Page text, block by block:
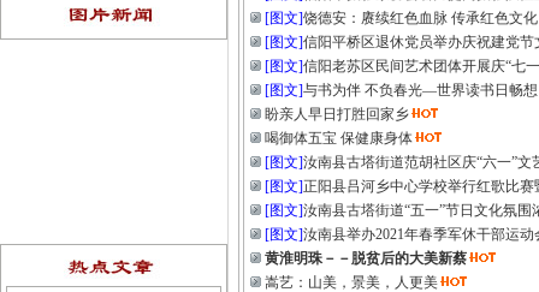
[图文]饶德安：赓续红色血脉 传承红色文化
[图文]信阳平桥区退休党员举办庆祝建党节
[图文]信阳老苏区民间艺术团体开展庆“七
[图文]与书为伴 不负春光—世界读书日畅想
盼亲人早日打胜回家乡
喝御体五宝 保健康身体
[图文]汝南县古塔街道范胡社区庆“六一”文
[图文]正阳县吕河乡中心学校举行红歌比赛
[图文]汝南县古塔街道“五一”节日文化氛围
[图文]汝南县举办2021年春季军休干部运动
黄淮明珠－－脱贫后的大美新蔡
嵩艺：山美，景美，人更美